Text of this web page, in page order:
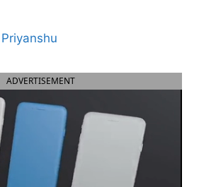
Priyanshu
ADVERTISEMENT